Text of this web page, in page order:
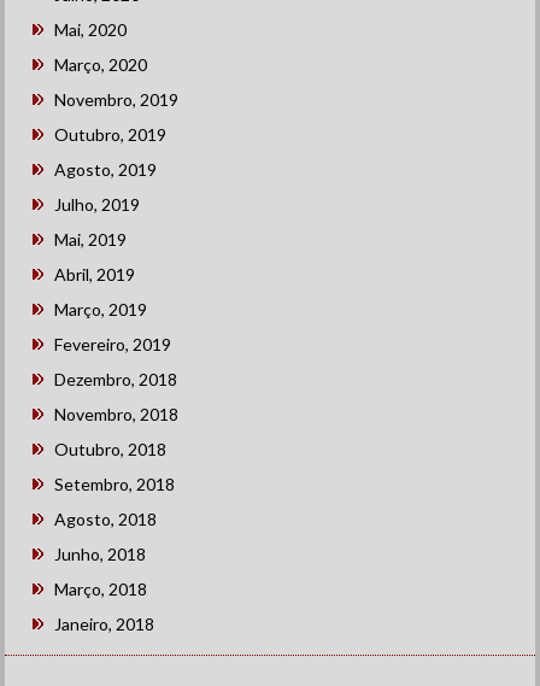
Mai, 2020
Março, 2020
Novembro, 2019
Outubro, 2019
Agosto, 2019
Julho, 2019
Mai, 2019
Abril, 2019
Março, 2019
Fevereiro, 2019
Dezembro, 2018
Novembro, 2018
Outubro, 2018
Setembro, 2018
Agosto, 2018
Junho, 2018
Março, 2018
Janeiro, 2018